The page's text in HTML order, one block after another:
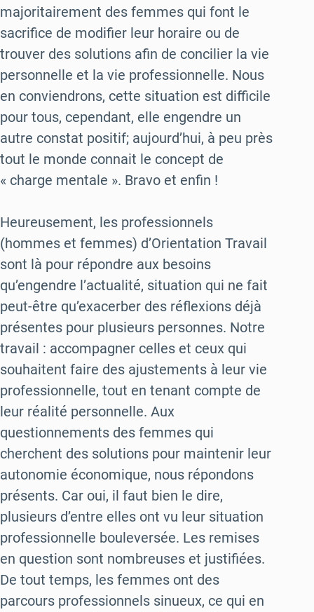
majoritairement des femmes qui font le
sacrifice de modifier leur horaire ou de
trouver des solutions afin de concilier la vie
personnelle et la vie professionnelle. Nous
en conviendrons, cette situation est difficile
pour tous, cependant, elle engendre un
autre constat positif; aujourd’hui, à peu près
tout le monde connait le concept de
« charge mentale ». Bravo et enfin !
Heureusement, les professionnels
(hommes et femmes) d’Orientation Travail
sont là pour répondre aux besoins
qu’engendre l’actualité, situation qui ne fait
peut-être qu’exacerber des réflexions déjà
présentes pour plusieurs personnes. Notre
travail : accompagner celles et ceux qui
souhaitent faire des ajustements à leur vie
professionnelle, tout en tenant compte de
leur réalité personnelle. Aux
questionnements des femmes qui
cherchent des solutions pour maintenir leur
autonomie économique, nous répondons
présents. Car oui, il faut bien le dire,
plusieurs d’entre elles ont vu leur situation
professionnelle bouleversée. Les remises
en question sont nombreuses et justifiées.
De tout temps, les femmes ont des
parcours professionnels sinueux, ce qui en